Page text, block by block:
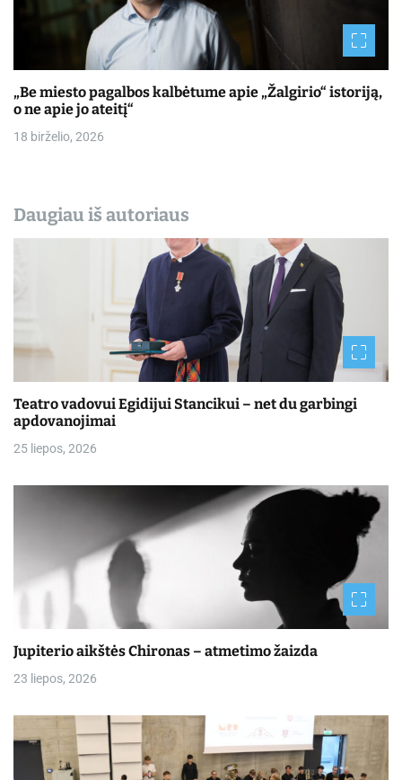
„Be miesto pagalbos kalbėtume apie „Žalgirio“ istoriją,
o ne apie jo ateitį“
18 birželio, 2026
Daugiau iš autoriaus
Teatro vadovui Egidijui Stancikui – net du garbingi
apdovanojimai
25 liepos, 2026
Jupiterio aikštės Chironas – atmetimo žaizda
23 liepos, 2026